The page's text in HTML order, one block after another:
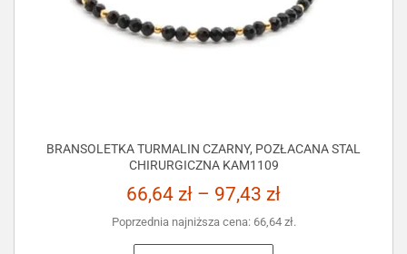
BRANSOLETKA TURMALIN CZARNY, POZŁACANA STAL
CHIRURGICZNA KAM1109
66,64 zł – 97,43 zł
Poprzednia najniższa cena: 66,64 zł.